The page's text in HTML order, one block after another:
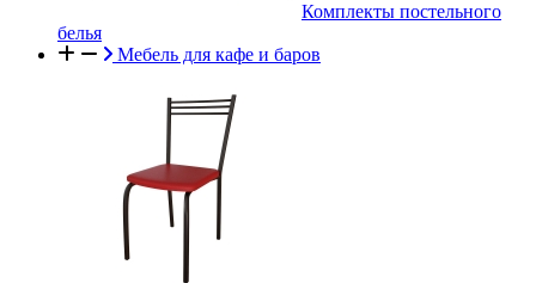
Комплекты постельного
белья
Мебель для кафе и баров